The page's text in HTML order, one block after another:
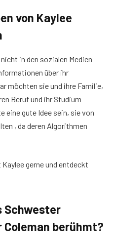
von Kaylee
in den sozialen Medien
über ihr
möchten sie und ihre Familie,
Beruf und ihr Studium
eine gute Idee sein, sie von
, da deren Algorithmen
gerne und entdeckt
Schwester
berühmt?